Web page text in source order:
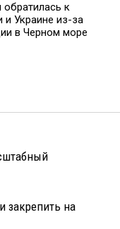
обратилась к
и Украине из-за
в Черном море
закрепить на